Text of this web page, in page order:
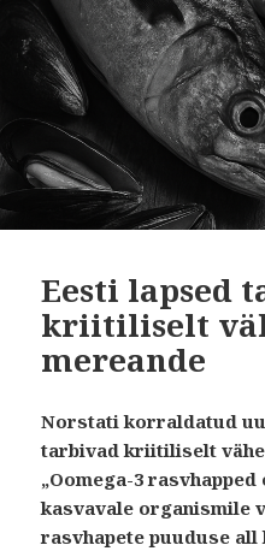
Eesti lapsed
kriitiliselt
mereande
Norstati korraldatud
tarbivad kriitiliselt vähe
„Oomega-3
kasvavale organismile
rasvhapete puuduse